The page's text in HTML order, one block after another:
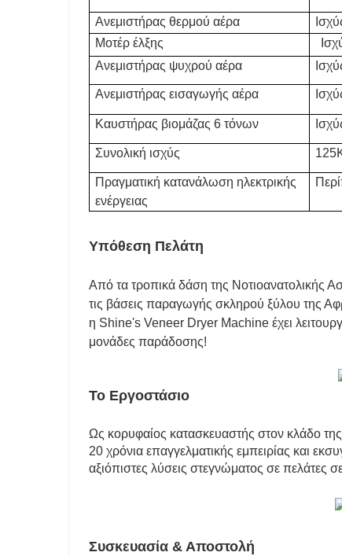
Ανεμιστήρας θερμού αέρα
Μοτέρ έλξης
Ανεμιστήρας ψυχρού αέρα
Ανεμιστήρας εισαγωγής αέρα
Καυστήρας βιομάζας 6 τόνων
Συνολική ισχύς
Πραγματική κατανάλωση ηλεκτρικής
ενέργειας
Υπόθεση Πελάτη
Από τα τροπικά δάση της Νοτιοανατολικής
τις βάσεις παραγωγής σκληρού ξύλου της
η Shine's Veneer Dryer Machine έχει
μονάδες παράδοσης!
Το Εργοστάσιο
Ως κορυφαίος κατασκευαστής στον κλάδο
20 χρόνια επαγγελματικής εμπειρίας και
αξιόπιστες λύσεις στεγνώματος σε πελάτες
Συσκευασία & Αποστολή